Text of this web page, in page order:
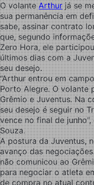
O volanteArthurjá se
sua permanência em
sabe, assinar contrato
que, segundo
Zero Hora, ele
últimos dias com a
seu desejo.
“Arthur entrou em
Porto Alegre. O volante
Grêmio e Juventus. Na
seu desejo é seguir no
vence no final de
Souza.
A postura da Juventus,
avanço das
não comunicou ao
para negociar o atleta
de compra no atual